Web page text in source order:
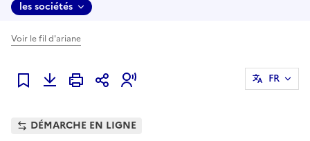
les sociétés
Voir le fil d'ariane
Ajouter à mes favoris
FR
DÉMARCHE EN LIGNE